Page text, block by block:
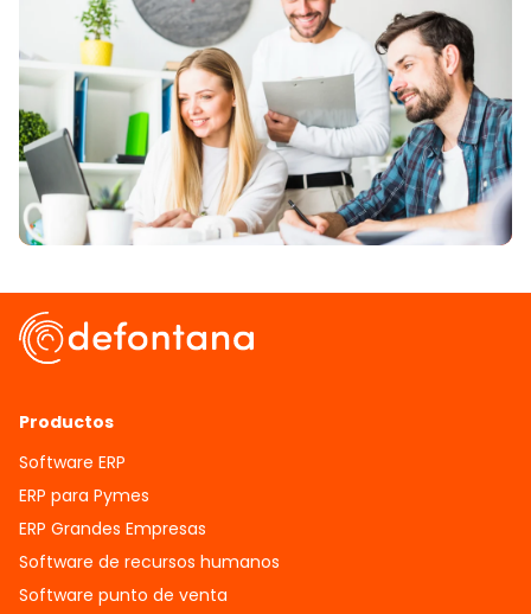
Productos
Software ERP
ERP para Pymes
ERP Grandes Empresas
Software de recursos humanos
Software punto de venta